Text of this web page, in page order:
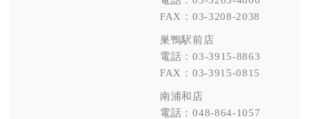
FAX：03-3208-2038
巣鴨駅前店
電話：03-3915-8863
FAX：03-3915-0815
南浦和店
電話：048-864-1057